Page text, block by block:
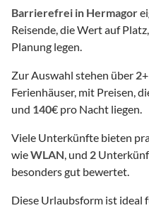
Barrierefrei in Hermagor
Reisende, die Wert auf
Planung legen.
Zur Auswahl stehen über 2
Ferienhäuser, mit Preisen,
und 140€ pro Nacht liegen.
Viele Unterkünfte bieten
wieWLAN, und 2
besonders gut bewertet.
Diese Urlaubsform ist ideal